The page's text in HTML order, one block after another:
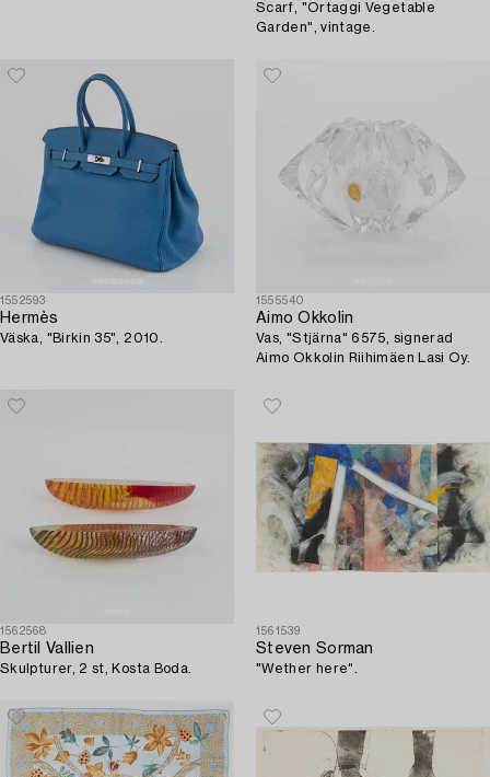
Scarf, "Ortaggi Vegetable
Garden", vintage.
1552593
Hermès
Väska, "Birkin 35", 2010.
1555540
Aimo Okkolin
Vas, "Stjärna" 6575, signerad
Aimo Okkolin Riihimäen Lasi Oy.
1562568
Bertil Vallien
Skulpturer, 2 st, Kosta Boda.
1561539
Steven Sorman
"Wether here".